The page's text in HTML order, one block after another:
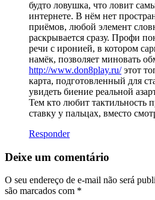
будто ловушка, что ловит
интернете. В нём нет
приёмов, любой элемент
раскрывается сразу. Профи
речи с иронией, в котором
намёк, позволяет миновать
http://www.don8play.ru/этот
карта, подготовленный для
увидеть биение реальной
Тем кто любит тактильность
ставку у пальцах, вместо
Responder
Deixe um comentário
O seu endereço de e-mail não será
são marcados com *